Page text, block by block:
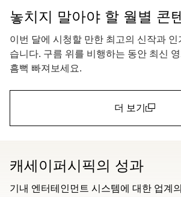
놓치지 말아야 할 월별 콘
이번 달에 시청할 만한 최고의 신작과
습니다. 구름 위를 비행하는 동안 최신
흠뻑 빠져보세요.
더 보기
캐세이퍼시픽의 성과
기내 엔터테인먼트 시스템에 대한 업계